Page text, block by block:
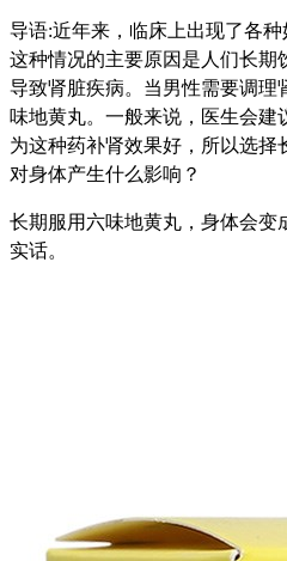
导语:近年来，临床上出现了各
这种情况的主要原因是人们长期
导致肾脏疾病。当男性需要调理
味地黄丸。一般来说，医生会建
为这种药补肾效果好，所以选择
对身体产生什么影响？
长期服用六味地黄丸，身体会变
实话。